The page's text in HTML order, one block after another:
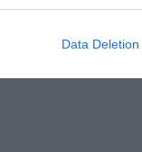
Data Deletion